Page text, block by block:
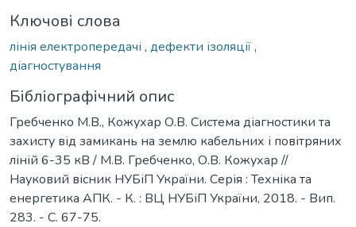
Ключові слова
лінія електропередачі , дефекти ізоляції,
діагностування
Бібліографічний опис
Гребченко М.В., Кожухар О.В. Система діагностики та
захисту від замикань на землю кабельних і повітряних
ліній 6-35 кВ / М.В. Гребченко, О.В. Кожухар //
Науковий вісник НУБіП України. Серія : Техніка та
енергетика АПК. - К. : ВЦ НУБіП України, 2018. - Вип.
283. - С. 67-75.